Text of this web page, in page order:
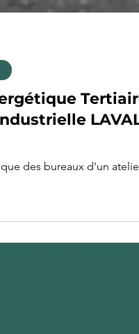
Tertiaire
LAVAL